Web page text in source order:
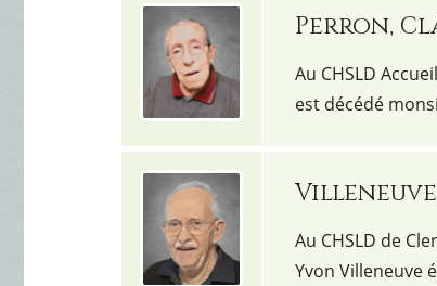
Perron,
Au CHSLD
est décédé
Au CHSLD de
Yvon Villeneuve